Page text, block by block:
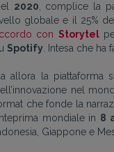
2020 , complice la
globale e il 25%
con Storytel
Spotify . Intesa che ha
allora la
nel
che fonde la
mondiale in 8
Giappone e